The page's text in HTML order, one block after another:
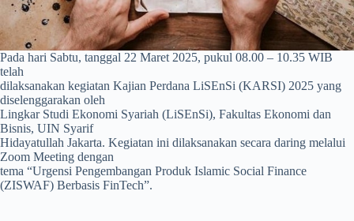
Pada hari Sabtu, tanggal 22 Maret 2025, pukul 08.00 – 10.35 WIB
telah
dilaksanakan kegiatan Kajian Perdana LiSEnSi (KARSI) 2025 yang
diselenggarakan oleh
Lingkar Studi Ekonomi Syariah (LiSEnSi), Fakultas Ekonomi dan
Bisnis, UIN Syarif
Hidayatullah Jakarta. Kegiatan ini dilaksanakan secara daring melalui
Zoom Meeting dengan
tema “Urgensi Pengembangan Produk Islamic Social Finance
(ZISWAF) Berbasis FinTech”.